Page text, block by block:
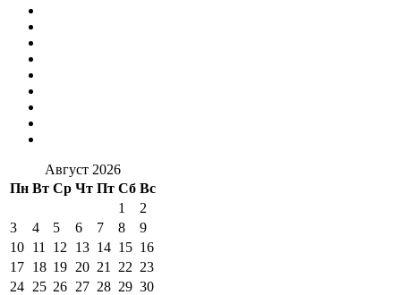
Август 2026
Пн Вт Ср Чт Пт Сб Вс
1
2
3
4 5 6 7 8
9
10 11 12 13 14 15 16
17 18 19 20 21 22 23
24 25 26 27 28 29 30